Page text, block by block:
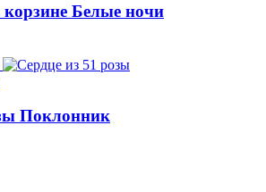
корзине Белые ночи
Поклонник